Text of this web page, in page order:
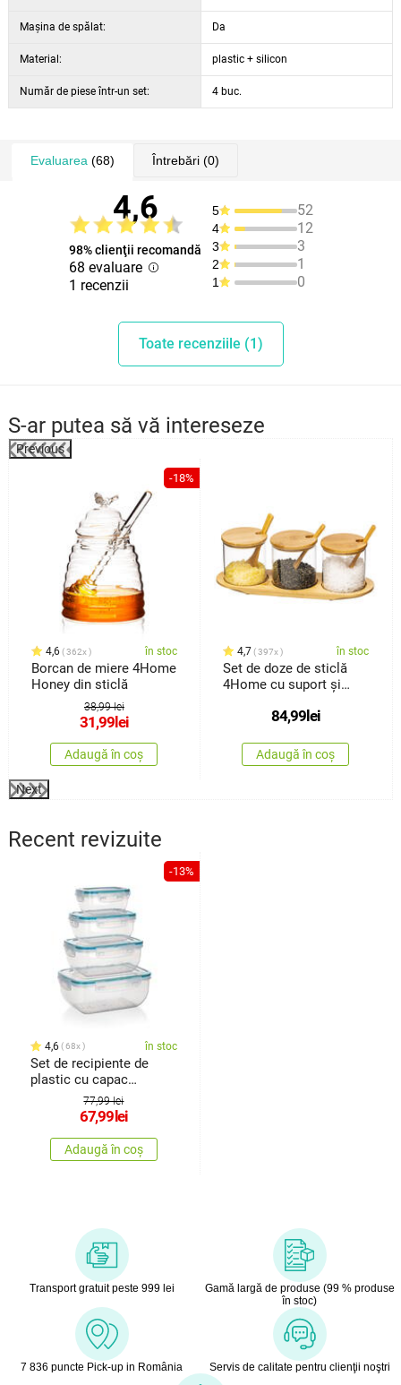
Maşina de spălat: Da
Material: plastic + silicon
Număr de piese într-un set: 4 buc.
Evaluarea (68) Întrebări(0)
4,6
98% clienţii recomandă
68 evaluare
1 recenzii
5 52
4 12
3 3
2 1
1 0
Toate recenziile (1)
S-ar putea să vă intereseze
Previous
-18%
4,6 362x în stoc
Borcan de miere 4Home
Honey din sticlă
38,99 lei
31,99lei
Adaugă în coș
4,7 397x în stoc
Set de doze de sticlă
4Home cu suport și
84,99lei
Adaugă în coș
Next
Recent revizuite
-13%
4,6 68x în stoc
Set de recipiente de
plastic cu capac
Banquet Leya, 4 buc.
77,99 lei
67,99 lei
Adaugă în coș
Transport gratuit peste 999 lei
Gamă largă de produse (99 % produse
în stoc)
7 836 puncte Pick-up in România Servis de calitate pentru clienţii noştri